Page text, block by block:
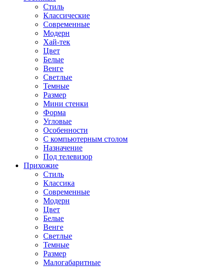
Стиль
Классические
Современные
Модерн
Хай-тек
Цвет
Белые
Венге
Светлые
Темные
Размер
Мини стенки
Форма
Угловые
Особенности
С компьютерным столом
Назначение
Под телевизор
Прихожие
Стиль
Классика
Современные
Модерн
Цвет
Белые
Венге
Светлые
Темные
Размер
Малогабаритные